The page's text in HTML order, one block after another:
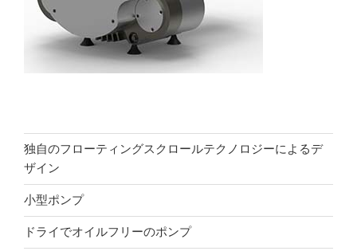
独自のフローティングスクロールテクノロジーによるデ
ザイン
小型ポンプ
ドライでオイルフリーのポンプ